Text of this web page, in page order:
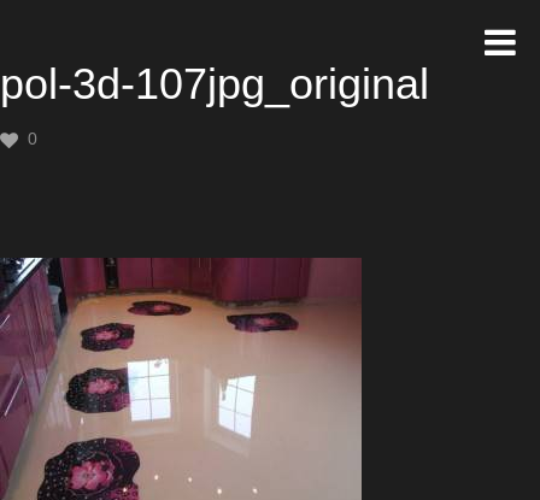
pol-3d-107jpg_original
0